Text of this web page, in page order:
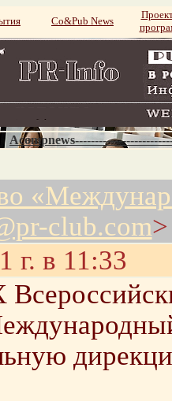
Со&Pub News
club.com>
г. в 11:33